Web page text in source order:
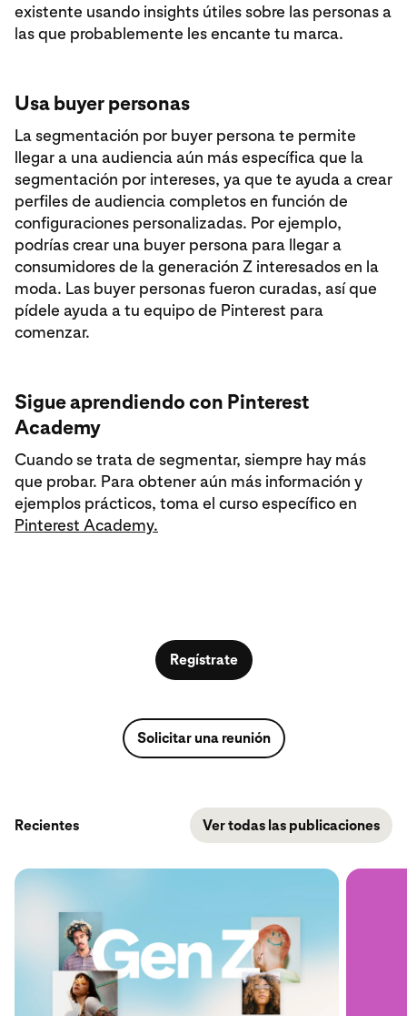
existente usando insights útiles sobre las personas a
las que probablemente les encante tu marca.
Usa buyer personas
La segmentación por buyer persona te permite
llegar a una audiencia aún más específica que la
segmentación por intereses, ya que te ayuda a crear
perfiles de audiencia completos en función de
configuraciones personalizadas. Por ejemplo,
podrías crear una buyer persona para llegar a
consumidores de la generación Z interesados en la
moda. Las buyer personas fueron curadas, así que
pídele ayuda a tu equipo de Pinterest para
comenzar.
Sigue aprendiendo con Pinterest
Academy
Cuando se trata de segmentar, siempre hay más
que probar. Para obtener aún más información y
ejemplos prácticos, toma el curso específico en
Pinterest Academy.
Regístrate
Solicitar una reunión
Recientes Ver todas las publicaciones